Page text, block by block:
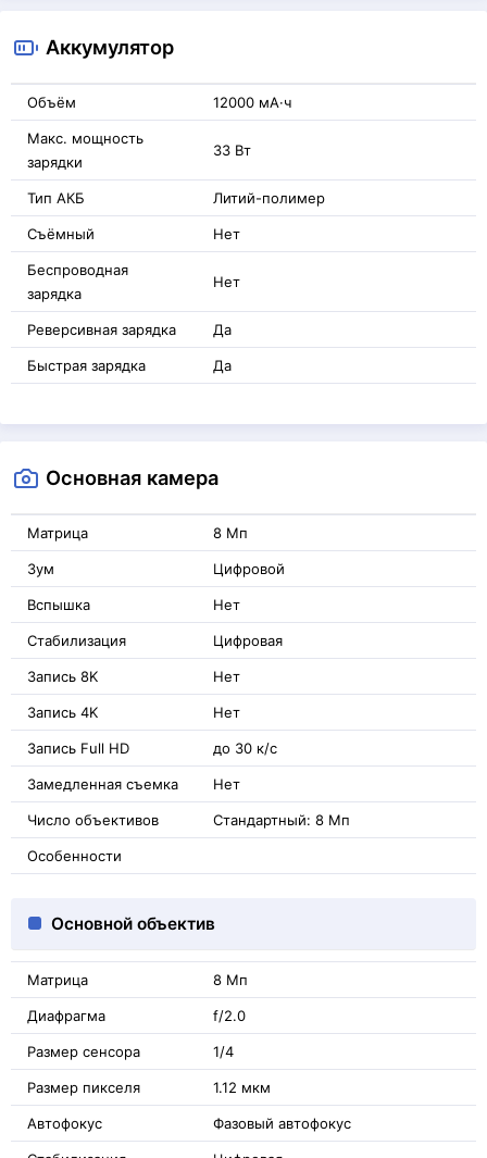
Аккумулятор
Объём 12000 мА·ч
Макс. мощность
зарядки
33 Вт
Тип АКБ Литий-полимер
Съёмный Нет
Беспроводная
зарядка
Нет
Реверсивная зарядка Да
Быстрая зарядка Да
Основная камера
Матрица 8 Мп
Зум Цифровой
Вспышка Нет
Стабилизация Цифровая
Запись 8K Нет
Запись 4K Нет
Запись Full HD до 30 к/с
Замедленная съемка Нет
Число объективов Стандартный: 8 Мп
Особенности
Основной объектив
Матрица 8 Мп
Диафрагма f/2.0
Размер сенсора 1/4
Размер пикселя 1.12 мкм
Автофокус Фазовый автофокус